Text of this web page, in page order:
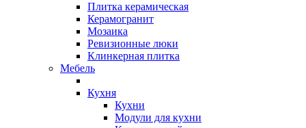
Плитка керамическая
Керамогранит
Мозаика
Ревизионные люки
Клинкерная плитка
Мебель
Кухня
Кухни
Модули для кухни